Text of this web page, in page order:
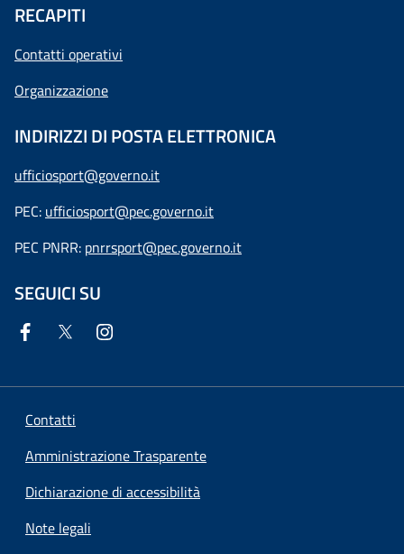
RECAPITI
Contatti operativi
Organizzazione
INDIRIZZI DI POSTA ELETTRONICA
ufficiosport@governo.it
PEC: ufficiosport@pec.governo.it
PEC PNRR: pnrrsport@pec.governo.it
SEGUICI SU
Contatti
Amministrazione Trasparente
Dichiarazione di accessibilità
Note legali